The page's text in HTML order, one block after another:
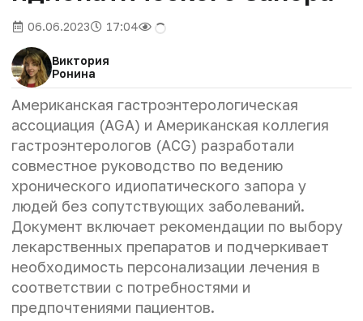
06.06.2023 17:04
Виктория
Ронина
Американская гастроэнтерологическая
ассоциация (AGA) и Американская коллегия
гастроэнтерологов (ACG) разработали
совместное руководство по ведению
хронического идиопатического запора у
людей без сопутствующих заболеваний.
Документ включает рекомендации по выбору
лекарственных препаратов и подчеркивает
необходимость персонализации лечения в
соответствии с потребностями и
предпочтениями пациентов.